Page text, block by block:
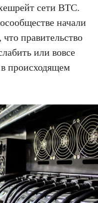
сети BTC.
начали
правительство
или вовсе
в происходящем